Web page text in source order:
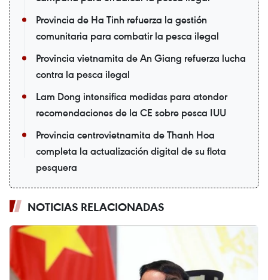
Provincia de Ha Tinh refuerza la gestión
comunitaria para combatir la pesca ilegal
Provincia vietnamita de An Giang refuerza lucha
contra la pesca ilegal
Lam Dong intensifica medidas para atender
recomendaciones de la CE sobre pesca IUU
Provincia centrovietnamita de Thanh Hoa
completa la actualización digital de su flota
pesquera
NOTICIAS RELACIONADAS